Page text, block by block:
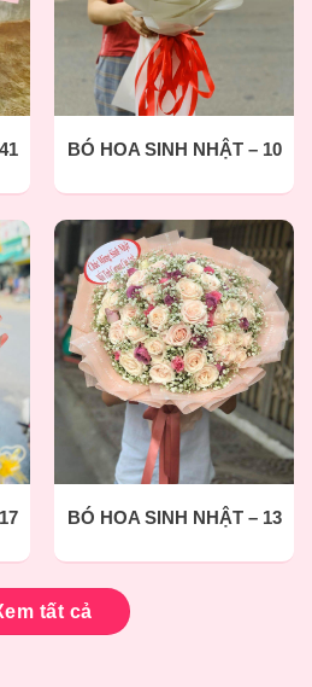
BÓ HOA SINH NHẬT – 10
BÓ HOA SINH NHẬT – 13
tất cả